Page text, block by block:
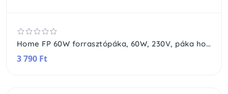
Home FP 60W forrasztópáka, 60W, 230V, páka hossza: 270 mm, tartozék asztali támaszték, minőségi csatlakozókábel törésgátlóval
3 790 Ft